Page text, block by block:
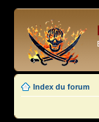
Index du forum